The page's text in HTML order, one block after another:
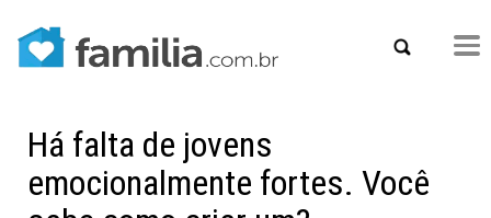
Há falta de jovens
emocionalmente fortes. Você